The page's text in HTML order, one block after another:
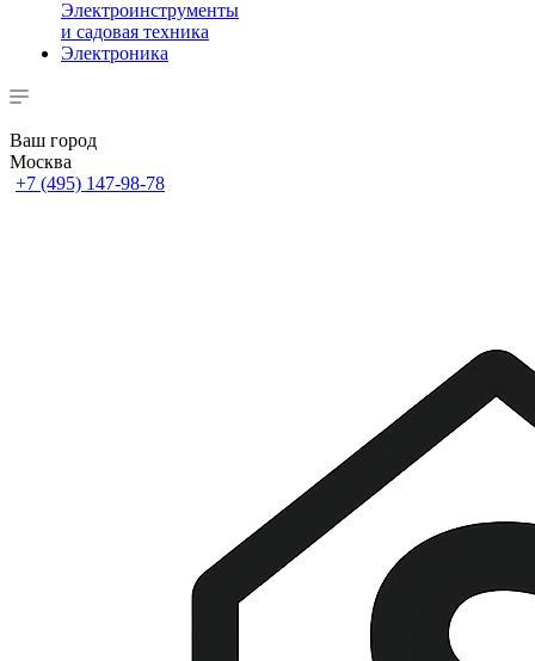
Электроинструменты
и садовая техника
Электроника
Ваш город
Москва
+7 (495) 147-98-78